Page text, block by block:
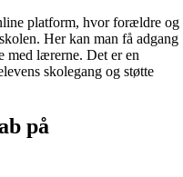
platform, hvor forældre og
Her kan man få adgang
med lærerne. Det er en
skolegang og støtte
på